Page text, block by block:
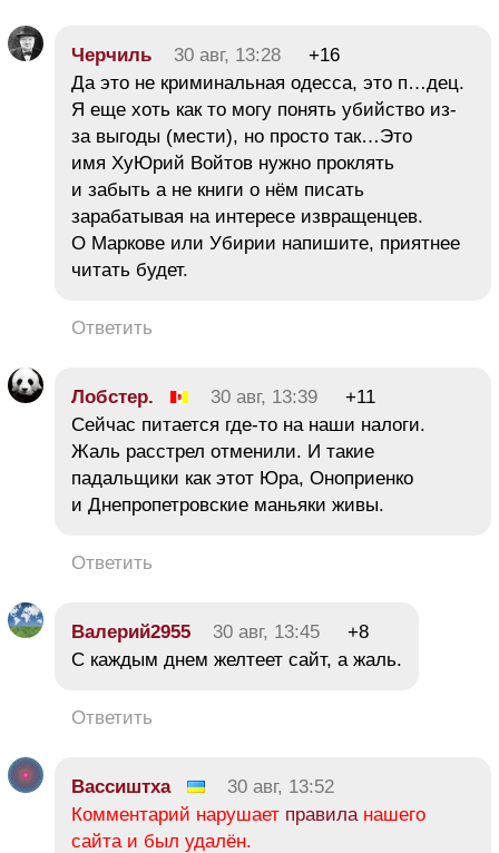
Черчиль 30 авг, 13:28
+16
Да это не криминальная одесса, это п…дец.
Я еще хоть как то могу понять убийство из-
за выгоды (мести), но просто так…Это
имя ХуЮрий Войтов нужно проклять
и забыть а не книги о нём писать
зарабатывая на интересе извращенцев.
О Маркове или Убирии напишите, приятнее
читать будет.
Ответить
Лобстер. 30 авг, 13:39
+11
Сейчас питается где-то на наши налоги.
Жаль расстрел отменили. И такие
падальщики как этот Юра, Оноприенко
и Днепропетровские маньяки живы.
Ответить
Валерий2955 30 авг, 13:45
+8
С каждым днем желтеет сайт, а жаль.
Ответить
Вассиштха
30 авг, 13:52
Комментарий нарушает правила нашего
сайта и был удалён.